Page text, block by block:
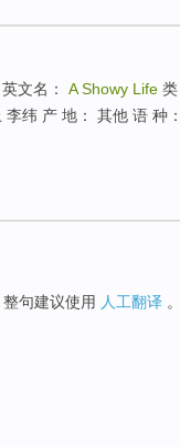
英文名： A Showy Life
纬 产 地： 其他 语 种
句建议使用 人工翻译